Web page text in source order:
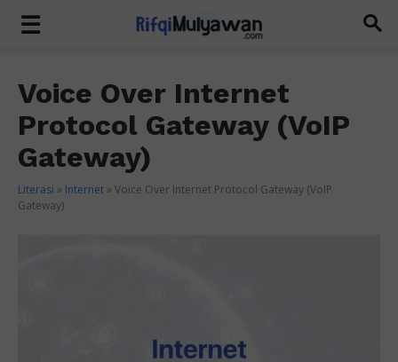
Voice Over Internet
Protocol Gateway (VoIP
Gateway)
Literasi » Internet » Voice Over Internet Protocol Gateway (VoIP
Gateway)